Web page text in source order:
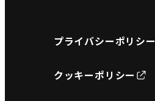
プライバシーポリシー
クッキーポリシー